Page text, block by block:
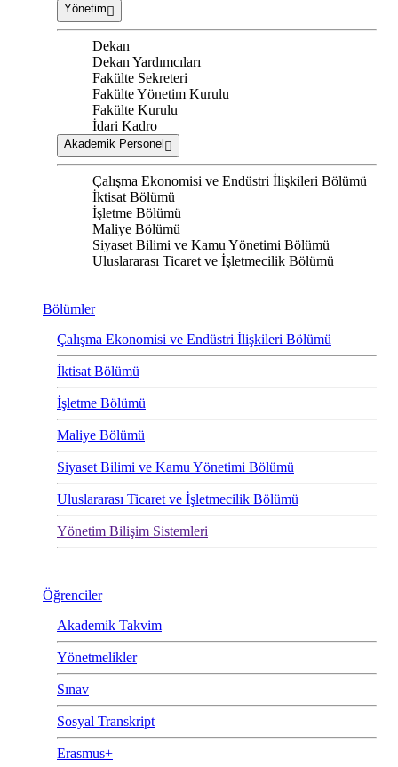
Yönetim
Dekan
Dekan Yardımcıları
Fakülte Sekreteri
Fakülte Yönetim Kurulu
Fakülte Kurulu
İdari Kadro
Akademik Personel
Çalışma Ekonomisi ve Endüstri İlişkileri Bölümü
İktisat Bölümü
İşletme Bölümü
Maliye Bölümü
Siyaset Bilimi ve Kamu Yönetimi Bölümü
Uluslararası Ticaret ve İşletmecilik Bölümü
Bölümler
Çalışma Ekonomisi ve Endüstri İlişkileri Bölümü
İktisat Bölümü
İşletme Bölümü
Maliye Bölümü
Siyaset Bilimi ve Kamu Yönetimi Bölümü
Uluslararası Ticaret ve İşletmecilik Bölümü
Yönetim Bilişim Sistemleri
Öğrenciler
Akademik Takvim
Yönetmelikler
Sınav
Sosyal Transkript
Erasmus+